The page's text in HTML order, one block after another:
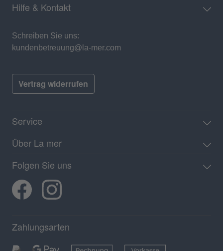
Hilfe & Kontakt
Schreiben Sie uns:
kundenbetreuung@la-mer.com
Vertrag widerrufen
Service
Über La mer
Folgen Sie uns
Zahlungsarten